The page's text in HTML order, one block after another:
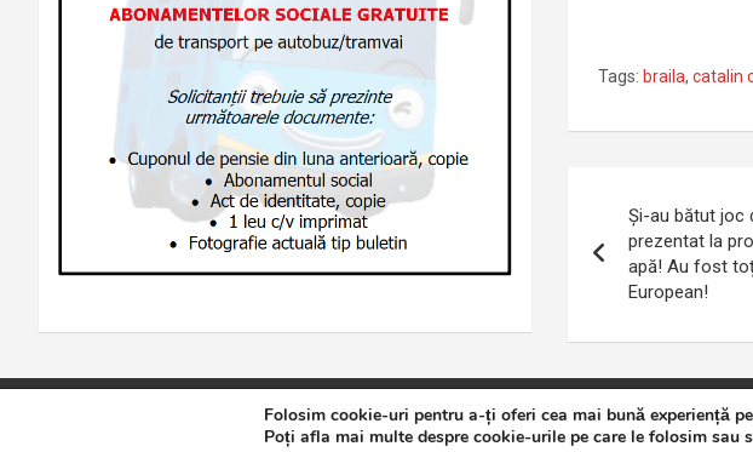
Tags: braila, catalin
în
articole
Și-au bătut joc
prezentat la
apă! Au fost
European!
Jurnalul de Brăila Politică de confidențialitate Theme by:Theme
Folosim cookie-uri pentru a-ți oferi cea mai bună experiență
Poți afla mai multe despre cookie-urile pe care le folosim sau